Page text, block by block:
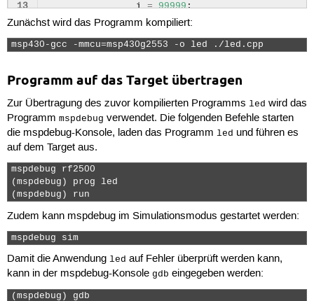
13
14
16
17
i = 99999;
--
while (i != 0);
}
Zunächst wird das Programm kompiliert:
msp430-gcc -mmcu=msp430g2553 -o led ./led.cpp
Programm auf das Target übertragen
Zur Übertragung des zuvor kompilierten Programms led wird das
Programm mspdebug verwendet. Die folgenden Befehle starten
die mspdebug-Konsole, laden das Programm led und führen es
auf dem Target aus.
mspdebug rf2500
(mspdebug) prog led
(mspdebug) run
Zudem kann mspdebug im Simulationsmodus gestartet werden:
mspdebug sim
Damit die Anwendung led auf Fehler überprüft werden kann,
kann in der mspdebug-Konsole gdb eingegeben werden:
(mspdebug) gdb